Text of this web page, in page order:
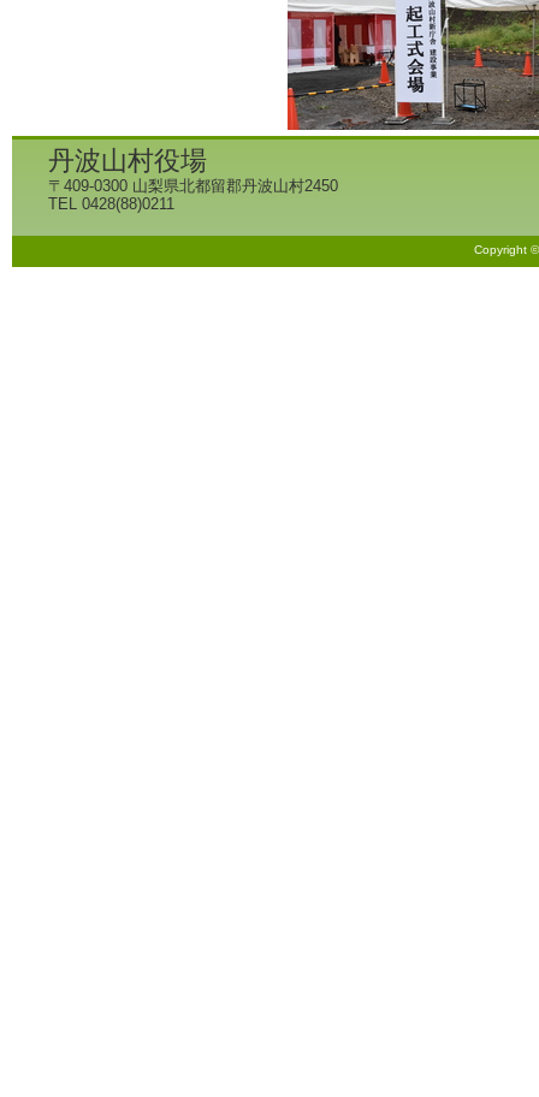
丹波山村役場
〒409-0300 山梨県北都留郡丹波山村2450
TEL 0428(88)0211
Copyright